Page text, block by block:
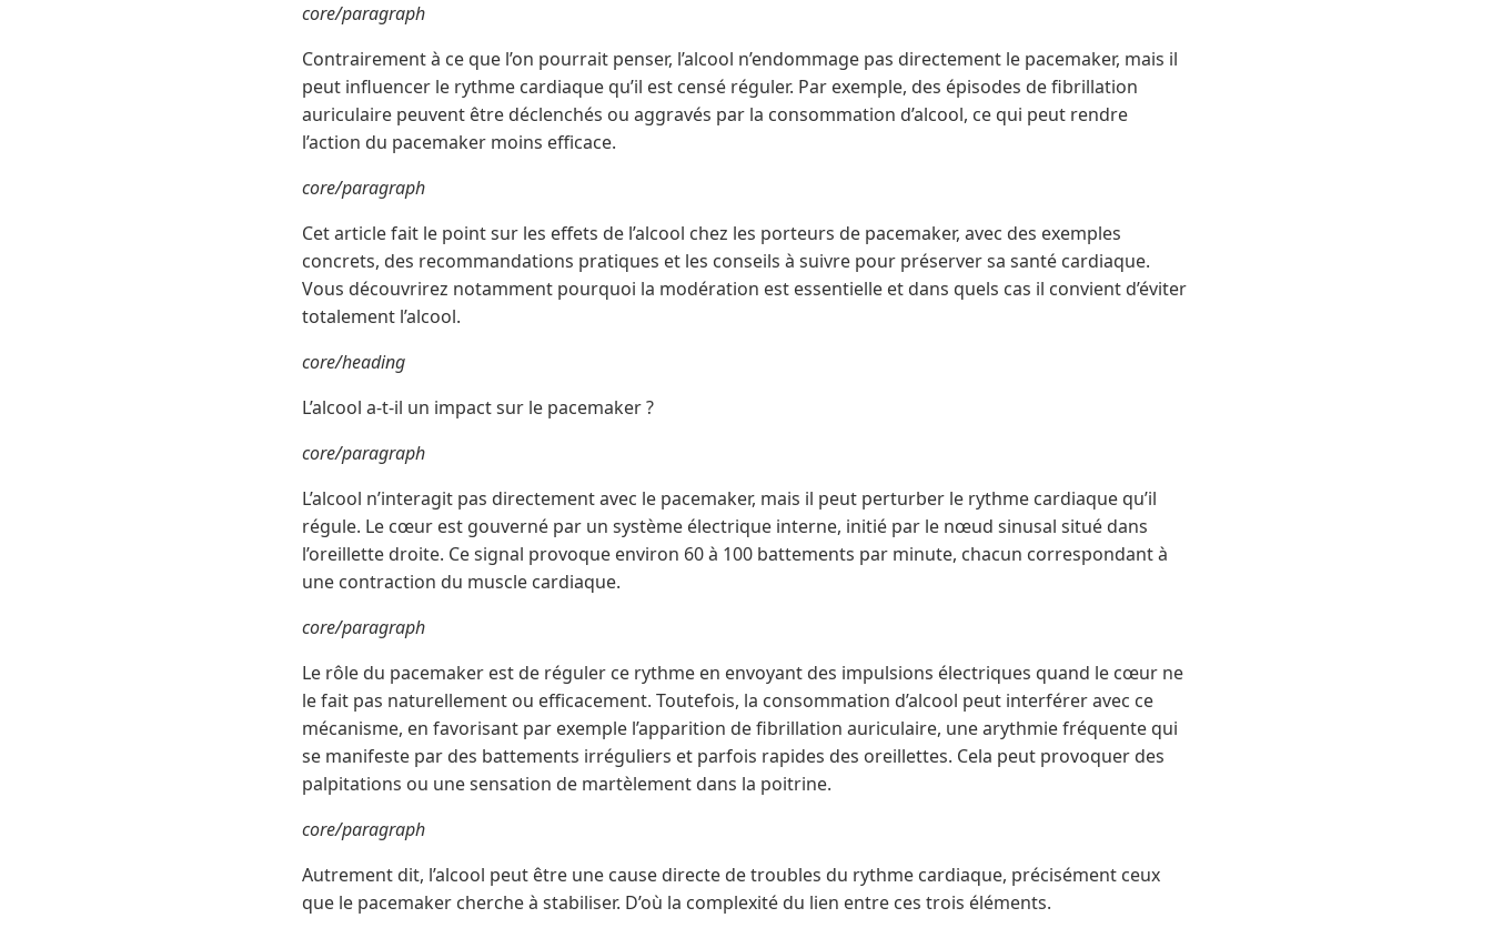
core/paragraph
Contrairement à ce que l’on pourrait penser, l’alcool n’endommage pas directement le pacemaker, mais il
peut influencer le rythme cardiaque qu’il est censé réguler. Par exemple, des épisodes de fibrillation
auriculaire peuvent être déclenchés ou aggravés par la consommation d’alcool, ce qui peut rendre
l’action du pacemaker moins efficace.
core/paragraph
Cet article fait le point sur les effets de l’alcool chez les porteurs de pacemaker, avec des exemples
concrets, des recommandations pratiques et les conseils à suivre pour préserver sa santé cardiaque.
Vous découvrirez notamment pourquoi la modération est essentielle et dans quels cas il convient d’éviter
totalement l’alcool.
core/heading
L’alcool a-t-il un impact sur le pacemaker ?
core/paragraph
L’alcool n’interagit pas directement avec le pacemaker, mais il peut perturber le rythme cardiaque qu’il
régule. Le cœur est gouverné par un système électrique interne, initié par le nœud sinusal situé dans
l’oreillette droite. Ce signal provoque environ 60 à 100 battements par minute, chacun correspondant à
une contraction du muscle cardiaque.
core/paragraph
Le rôle du pacemaker est de réguler ce rythme en envoyant des impulsions électriques quand le cœur ne
le fait pas naturellement ou efficacement. Toutefois, la consommation d’alcool peut interférer avec ce
mécanisme, en favorisant par exemple l’apparition de fibrillation auriculaire, une arythmie fréquente qui
se manifeste par des battements irréguliers et parfois rapides des oreillettes. Cela peut provoquer des
palpitations ou une sensation de martèlement dans la poitrine.
core/paragraph
Autrement dit, l’alcool peut être une cause directe de troubles du rythme cardiaque, précisément ceux
que le pacemaker cherche à stabiliser. D’où la complexité du lien entre ces trois éléments.